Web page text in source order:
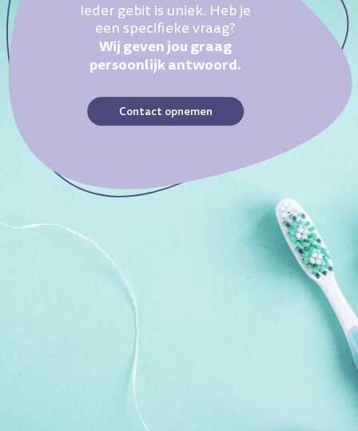
Ieder gebit is uniek. Heb je
een specifieke vraag?
Wij geven jou graag
persoonlijk antwoord.
Contact opnemen